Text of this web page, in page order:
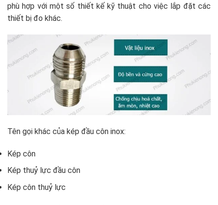
phù hợp với một số thiết kế kỹ thuật cho việc lắp đặt các
thiết bị đo khác.
Tên gọi khác của kép đầu côn inox:
Kép côn
Kép thuỷ lực đầu côn
Kép côn thuỷ lực